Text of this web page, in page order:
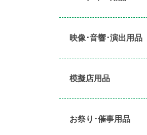
映像･音響･演出用品​
模擬店用品​
お祭り･催事用品​